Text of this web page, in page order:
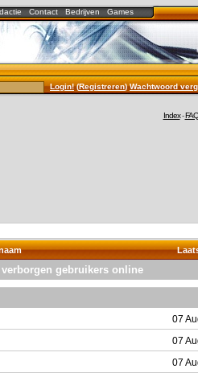
Contact Bedrijven Games
Login!(Registreren)Wachtwoord
Index-FAQ
gebruikers online
07
07
07